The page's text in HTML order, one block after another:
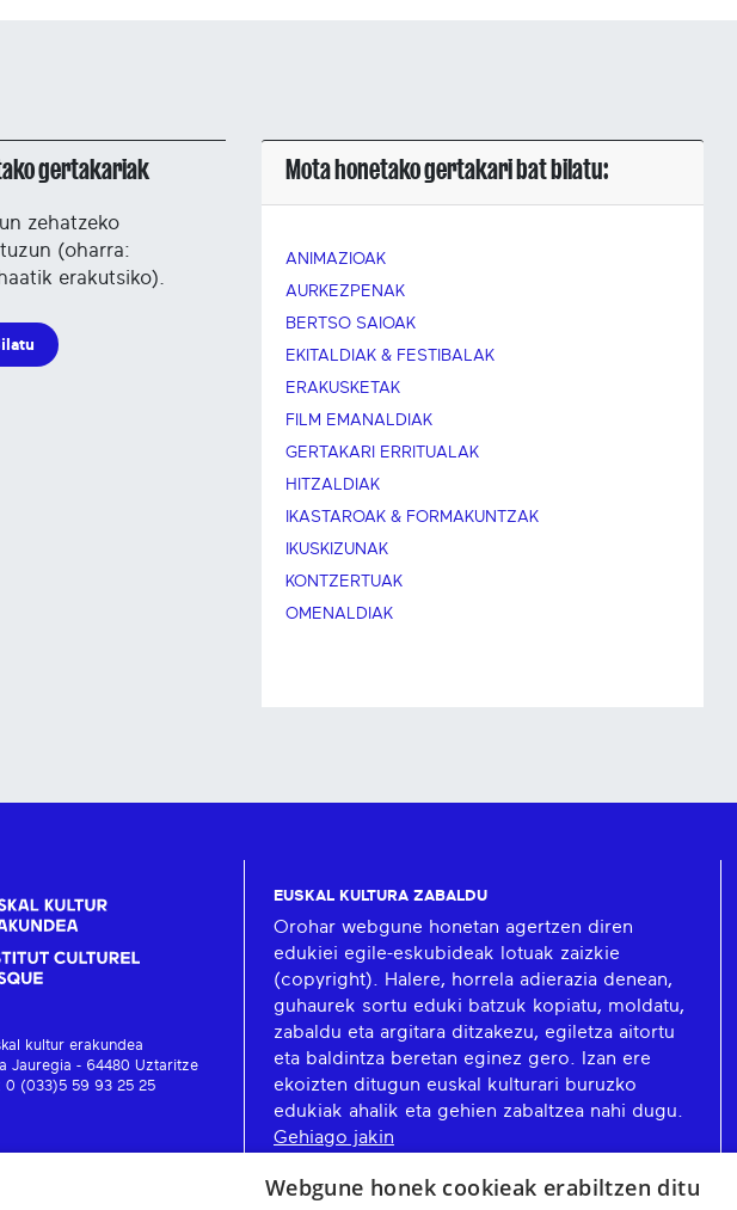
gertakariak
zehatzeko
(oharra:
erakutsiko).
Mota honetako gertakari bat bilatu:
ANIMAZIOAK
AURKEZPENAK
BERTSO SAIOAK
EKITALDIAK & FESTIBALAK
ERAKUSKETAK
FILM EMANALDIAK
GERTAKARI ERRITUALAK
HITZALDIAK
IKASTAROAK & FORMAKUNTZAK
IKUSKIZUNAK
KONTZERTUAK
OMENALDIAK
kultur erakundea
Jauregia - 64480 Uztaritze
0 (033)5 59 93 25 25
EUSKAL KULTURA ZABALDU
Orohar webgune honetan agertzen diren
edukiei egile-eskubideak lotuak zaizkie
(copyright). Halere, horrela adierazia denean,
guhaurek sortu eduki batzuk kopiatu, moldatu,
zabaldu eta argitara ditzakezu, egiletza aitortu
eta baldintza beretan eginez gero. Izan ere
ekoizten ditugun euskal kulturari buruzko
edukiak ahalik eta gehien zabaltzea nahi dugu.
Gehiago jakin
Webgune honek cookieak erabiltzen ditu